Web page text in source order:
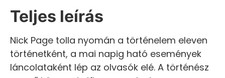
Teljes leírás
Nick Page tolla nyomán a történelem eleven
történetként, a mai napig ható események
láncolataként lép az olvasók elé. A történész